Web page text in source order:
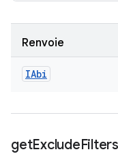
Renvoie
IAbi
getExcludeFilters